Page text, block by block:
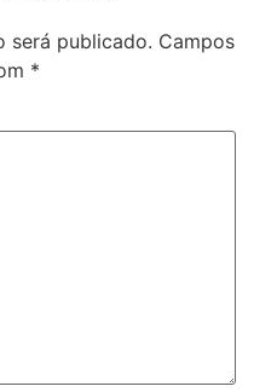
será publicado. Campos
*